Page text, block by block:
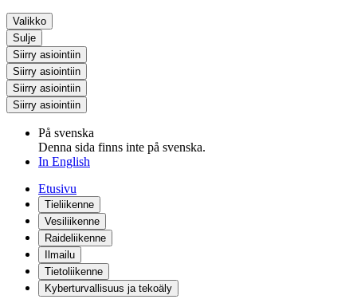
Valikko
Sulje
Siirry asiointiin
Siirry asiointiin
Siirry asiointiin
Siirry asiointiin
På svenska
Denna sida finns inte på svenska.
In English
Etusivu
Tieliikenne
Vesiliikenne
Raideliikenne
Ilmailu
Tietoliikenne
Kyberturvallisuus ja tekoäly